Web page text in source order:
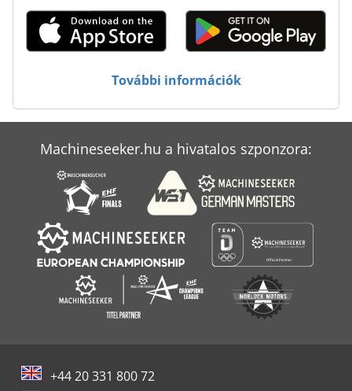
Tiefbord 8 25 100
További információk
Machineseeker.hu a hivatalos szponzora:
+44 20 331 800 72